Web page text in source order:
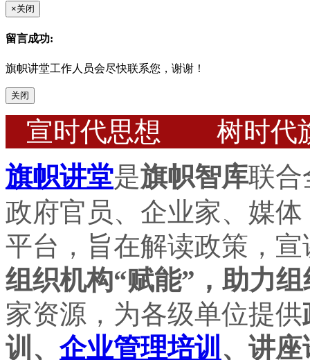
×关闭
留言成功:
旗帜讲堂工作人员会尽快联系您，谢谢！
关闭
宣时代思想 树时代
旗帜讲堂是旗帜智库联合
政府官员、企业家、媒
平台，旨在解读政策，
组织机构“赋能”，助力
家资源，为各级单位提供
训、 企业管理培训 、讲